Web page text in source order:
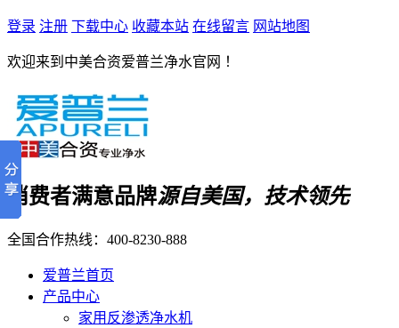
登录 注册 下载中心 收藏本站 在线留言 网站地图
欢迎来到中美合资爱普兰净水官网 ！
消费者满意品牌源自美国，技术领先
全国合作热线： 400-8230-888
爱普兰首页
产品中心
家用反渗透净水机